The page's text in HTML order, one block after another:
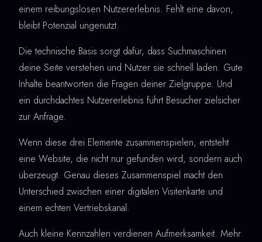
einem reibungslosen Nutzererlebnis. Fehlt eine davon,
bleibt Potenzial ungenutzt.
Die technische Basis sorgt dafür, dass Suchmaschinen
deine Seite verstehen und Nutzer sie schnell laden. Gute
Inhalte beantworten die Fragen deiner Zielgruppe. Und
ein durchdachtes Nutzererlebnis führt Besucher zielsicher
zur Anfrage.
Wenn diese drei Elemente zusammenspielen, entsteht
eine Website, die nicht nur gefunden wird, sondern auch
überzeugt. Genau dieses Zusammenspiel macht den
Unterschied zwischen einer digitalen Visitenkarte und
einem echten Vertriebskanal.
Auch kleine Kennzahlen verdienen Aufmerksamkeit. Mehr